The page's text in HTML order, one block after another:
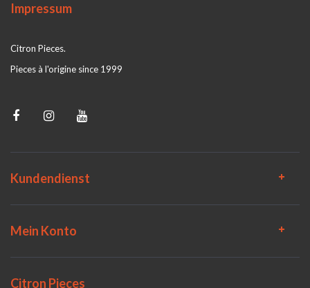
Impressum
Citron Pieces.
Pieces à l'origine since 1999
Kundendienst
Mein Konto
Citron Pieces